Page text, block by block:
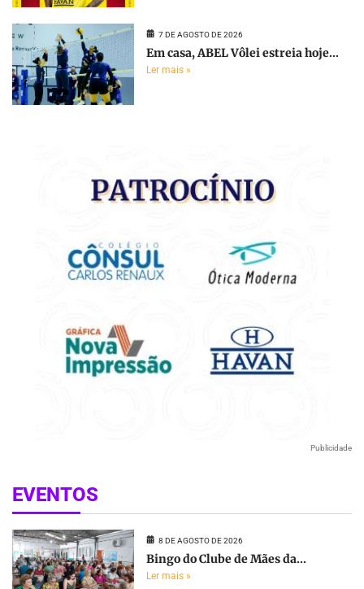
7 DE AGOSTO DE 2026
Em casa, ABEL Vôlei estreia hoje...
Ler mais »
Publicidade
EVENTOS
8 DE AGOSTO DE 2026
Bingo do Clube de Mães da...
Ler mais »